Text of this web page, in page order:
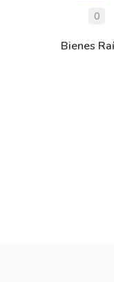
0
Bienes